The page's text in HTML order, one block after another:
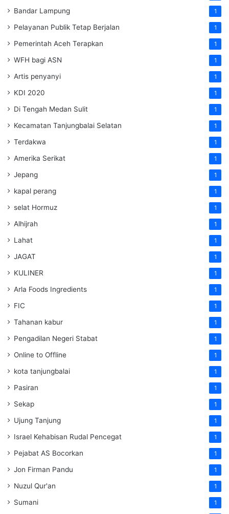
Bandar Lampung 1
Pelayanan Publik Tetap Berjalan 1
Pemerintah Aceh Terapkan 1
WFH bagi ASN 1
Artis penyanyi 1
KDI 2020 1
Di Tengah Medan Sulit 1
Kecamatan Tanjungbalai Selatan 1
Terdakwa 1
Amerika Serikat 1
Jepang 1
kapal perang 1
selat Hormuz 1
Alhijrah 1
Lahat 1
JAGAT 1
KULINER 1
Arla Foods Ingredients 1
FIC 1
Tahanan kabur 1
Pengadilan Negeri Stabat 1
Online to Offline 1
kota tanjungbalai 1
Pasiran 1
Sekap 1
Ujung Tanjung 1
Israel Kehabisan Rudal Pencegat 1
Pejabat AS Bocorkan 1
Jon Firman Pandu 1
Nuzul Qur'an 1
Sumani 1